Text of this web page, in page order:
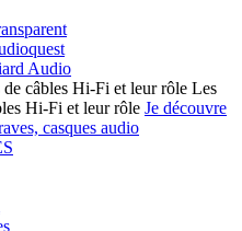
Audio
Les
Hi-Fi et leur rôle Je découvre
casques audio